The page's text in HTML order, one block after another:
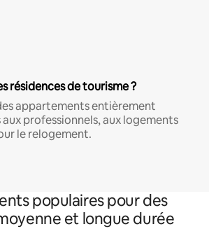
résidences de tourisme ?
appartements entièrement
professionnels, aux logements
le relogement.
populaires pour des
et longue durée